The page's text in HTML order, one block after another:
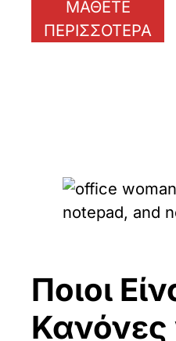
ΜΑΘΕΤΕ
ΠΕΡΙΣΣΟΤΕΡΑ
Ποιοι
Κανόνες